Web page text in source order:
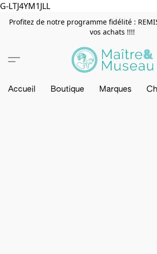
G-LTJ4YM1JLL
Profitez de notre programme fidélité :
vos achats !!!!
Accueil Boutique Marques